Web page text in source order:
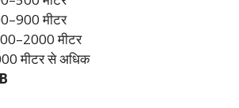
मीटर
मीटर
मीटर से अधिक